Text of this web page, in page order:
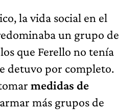
la vida social en el
un grupo de
que Ferello no tenía
detuvo por completo.
medidas de
más grupos de